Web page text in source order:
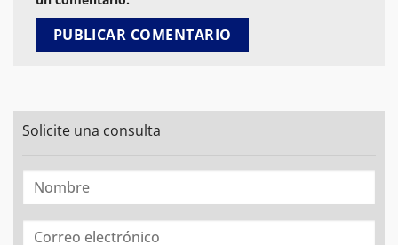
Solicite una consulta